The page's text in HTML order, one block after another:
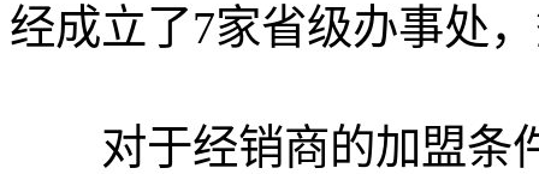
经成立了7家省级办事处
对于经销商的加盟条